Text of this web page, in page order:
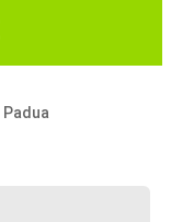
Padua